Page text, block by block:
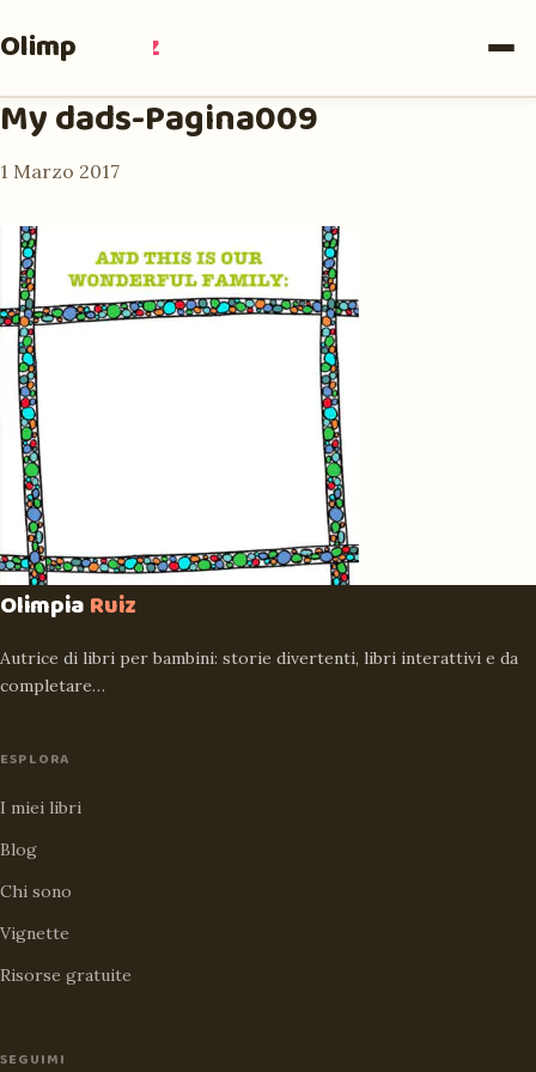
Olimpia Ruiz
My dads-Pagina009
1 Marzo 2017
OlimpiaRuiz
Autrice di libri per bambini: storie divertenti, libri interattivi e da
completare…
ESPLORA
I miei libri
Blog
Chi sono
Vignette
Risorse gratuite
SEGUIMI